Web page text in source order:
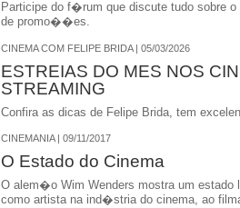
Participe do f�rum que discute tudo sobre
de promo��es.
CINEMA COM FELIPE BRIDA | 05/03/2026
ESTREIAS DO MES NOS
STREAMING
Confira as dicas de Felipe Brida, tem
CINEMANIA | 09/11/2017
O Estado do Cinema
O alem�o Wim Wenders mostra um
como artista na ind�stria do cinema, ao